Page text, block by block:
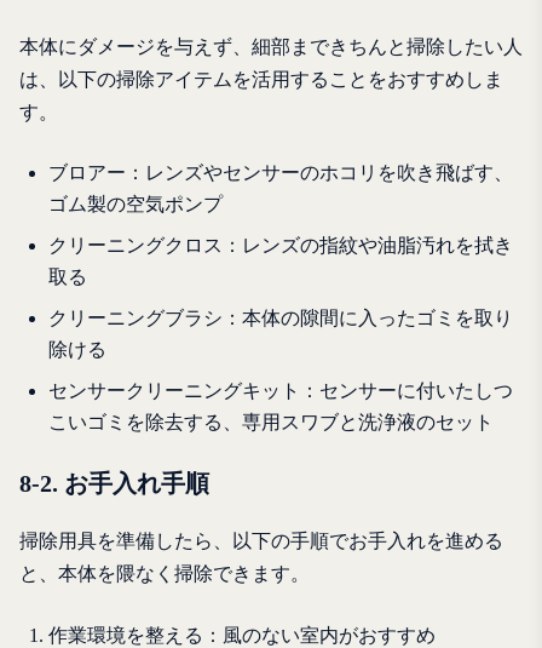
本体にダメージを与えず、細部まできちんと掃除したい人
は、以下の掃除アイテムを活用することをおすすめしま
す。
ブロアー：レンズやセンサーのホコリを吹き飛ばす、
ゴム製の空気ポンプ
クリーニングクロス：レンズの指紋や油脂汚れを拭き
取る
クリーニングブラシ：本体の隙間に入ったゴミを取り
除ける
センサークリーニングキット：センサーに付いたしつ
こいゴミを除去する、専用スワブと洗浄液のセット
8-2. お手入れ手順
掃除用具を準備したら、以下の手順でお手入れを進める
と、本体を隈なく掃除できます。
作業環境を整える：風のない室内がおすすめ